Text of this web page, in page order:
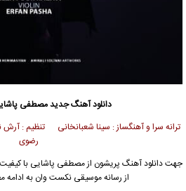
دانلود آهنگ جدیدمصطفی
ترانه سرا و آهنگساز : سینا شعبانخانی تنظیم :
رضوی
جهت دانلود آهنگ پریشون ازمصطفی پاشایی
از رسانه موسیقی نکست وان به ادامه